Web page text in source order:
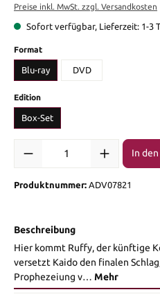
Preise inkl. MwSt. zzgl. Versandkosten
Sofort verfügbar, Lieferzeit: 1-3
Formatauswählen
Blu-ray DVD
Editionauswählen
Box-Set
Produkt Anzahl: Gib den
In
Produktnummer: ADV07821
Beschreibung
Hier kommt Ruffy, der künftige
versetzt Kaido den finalen
Prophezeiung v… Mehr